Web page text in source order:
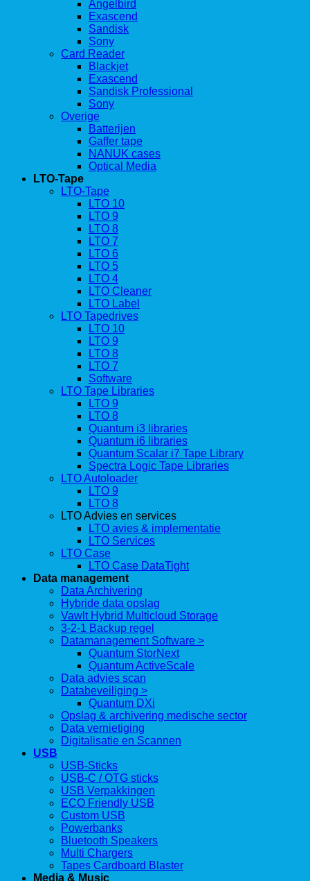
Angelbird
Exascend
Sandisk
Sony
Card Reader
Blackjet
Exascend
Sandisk Professional
Sony
Overige
Batterijen
Gaffer tape
NANUK cases
Optical Media
LTO-Tape
LTO-Tape
LTO 10
LTO 9
LTO 8
LTO 7
LTO 6
LTO 5
LTO 4
LTO Cleaner
LTO Label
LTO Tapedrives
LTO 10
LTO 9
LTO 8
LTO 7
Software
LTO Tape Libraries
LTO 9
LTO 8
Quantum i3 libraries
Quantum i6 libraries
Quantum Scalar i7 Tape Library
Spectra Logic Tape Libraries
LTO Autoloader
LTO 9
LTO 8
LTO Advies en services
LTO avies & implementatie
LTO Services
LTO Case
LTO Case DataTight
Data management
Data Archivering
Hybride data opslag
Vawlt Hybrid Multicloud Storage
3-2-1 Backup regel
Datamanagement Software >
Quantum StorNext
Quantum ActiveScale
Data advies scan
Databeveiliging >
Quantum DXi
Opslag & archivering medische sector
Data vernietiging
Digitalisatie en Scannen
USB
USB-Sticks
USB-C / OTG sticks
USB Verpakkingen
ECO Friendly USB
Custom USB
Powerbanks
Bluetooth Speakers
Multi Chargers
Tapes Cardboard Blaster
Media & Music